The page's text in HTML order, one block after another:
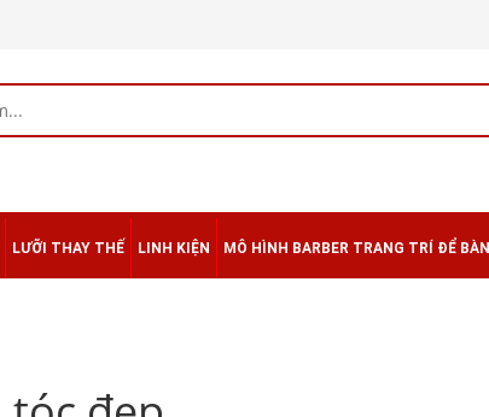
LƯỠI THAY THẾ LINH KIỆN MÔ HÌNH BARBER TRANG TRÍ ĐỂ BÀN